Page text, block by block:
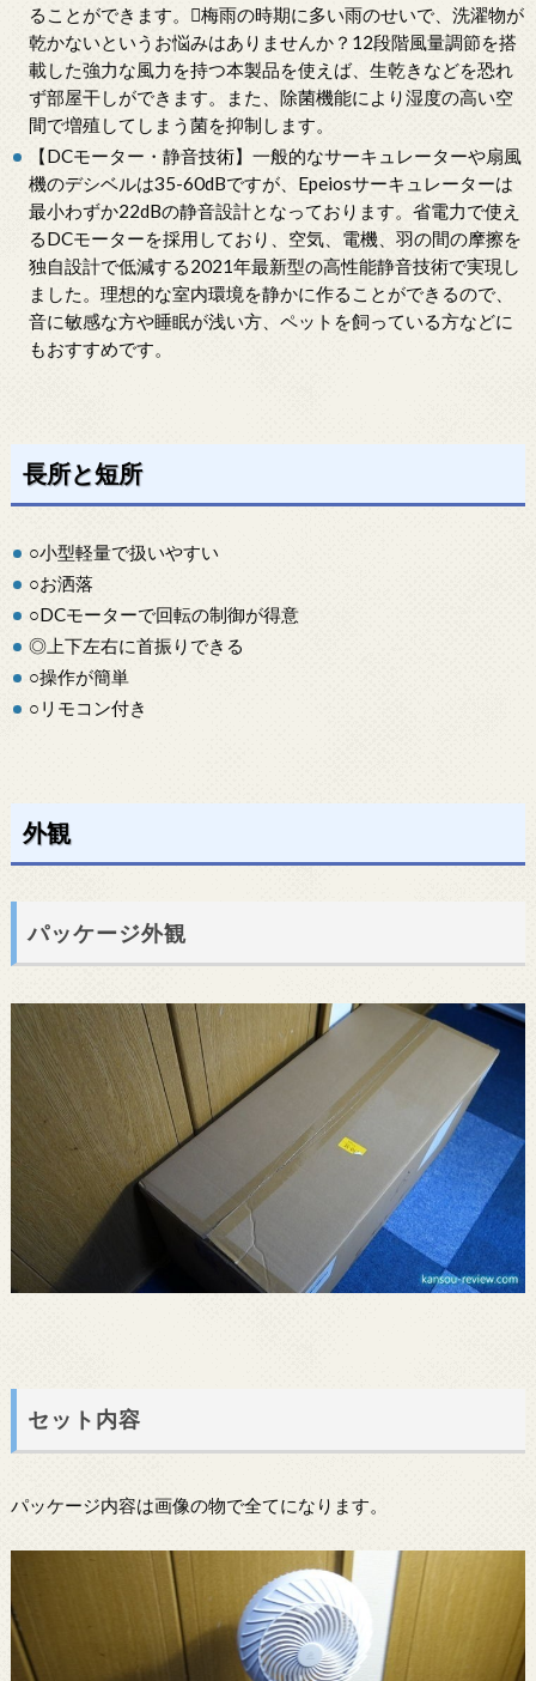
ることができます。梅雨の時期に多い雨のせいで、洗濯物が
乾かないというお悩みはありませんか？12段階風量調節を搭
載した強力な風力を持つ本製品を使えば、生乾きなどを恐れ
ず部屋干しができます。また、除菌機能により湿度の高い空
間で増殖してしまう菌を抑制します。
【DCモーター・静音技術】一般的なサーキュレーターや扇風
機のデシベルは35-60dBですが、Epeiosサーキュレーターは
最小わずか22dBの静音設計となっております。省電力で使え
るDCモーターを採用しており、空気、電機、羽の間の摩擦を
独自設計で低減する2021年最新型の高性能静音技術で実現し
ました。理想的な室内環境を静かに作ることができるので、
音に敏感な方や睡眠が浅い方、ペットを飼っている方などに
もおすすめです。
長所と短所
○小型軽量で扱いやすい
○お洒落
○DCモーターで回転の制御が得意
◎上下左右に首振りできる
○操作が簡単
○リモコン付き
外観
パッケージ外観
セット内容
パッケージ内容は画像の物で全てになります。